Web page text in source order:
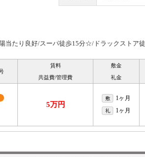
当たり良好/スーパ徒歩15分☆/ドラックストア
賃料
共益費/管理費
敷金
礼金
5万円
敷 1ヶ月
礼 1ヶ月